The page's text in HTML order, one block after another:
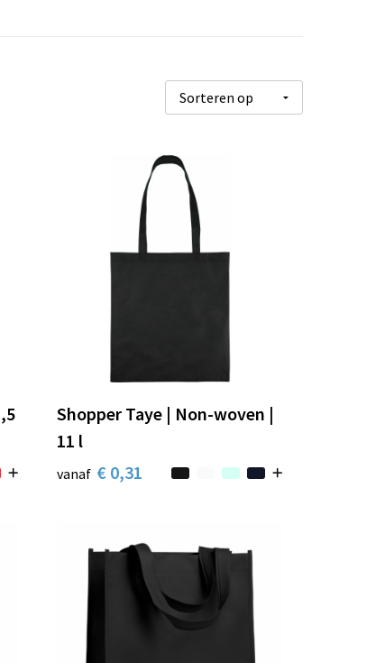
Shopper Taye | Non-woven |
11 l
vanaf € 0,31